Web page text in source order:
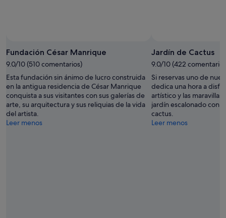
Fundación César Manrique
9.0/10 (510 comentarios)
Esta fundación sin ánimo de lucro construida
en la antigua residencia de César Manrique
conquista a sus visitantes con sus galerías de
arte, su arquitectura y sus reliquias de la vida
del artista.
Leer menos
Jardín de Cactus
9.0/10 (422
Si reservas uno de
dedica una hora a
artístico y las
jardín escalonado con
cactus.
Leer menos